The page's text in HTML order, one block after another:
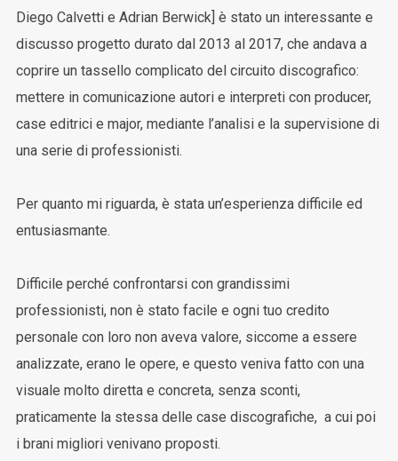
Diego Calvetti e Adrian Berwick] è stato un interessante e
discusso progetto durato dal 2013 al 2017, che andava a
coprire un tassello complicato del circuito discografico:
mettere in comunicazione autori e interpreti con producer,
case editrici e major, mediante l’analisi e la supervisione di
una serie di professionisti.
Per quanto mi riguarda, è stata un’esperienza difficile ed
entusiasmante.
Difficile perché confrontarsi con grandissimi
professionisti, non è stato facile e ogni tuo credito
personale con loro non aveva valore, siccome a essere
analizzate, erano le opere, e questo veniva fatto con una
visuale molto diretta e concreta, senza sconti,
praticamente la stessa delle case discografiche, a cui poi
i brani migliori venivano proposti.